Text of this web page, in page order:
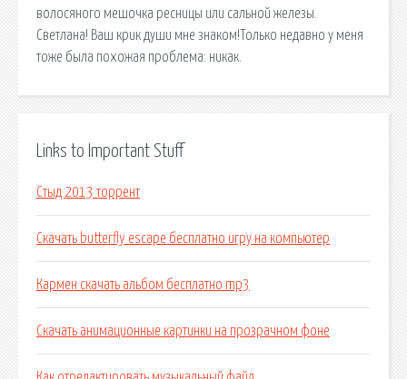
волосяного мешочка ресницы или сальной железы.
Светлана! Ваш крик души мне знаком!Только недавно у меня
тоже была похожая проблема: никак.
Links to Important Stuff
Стыд 2013 торрент
Скачать butterfly escape бесплатно игру на компьютер
Кармен скачать альбом бесплатно mp3
Скачать анимационные картинки на прозрачном фоне